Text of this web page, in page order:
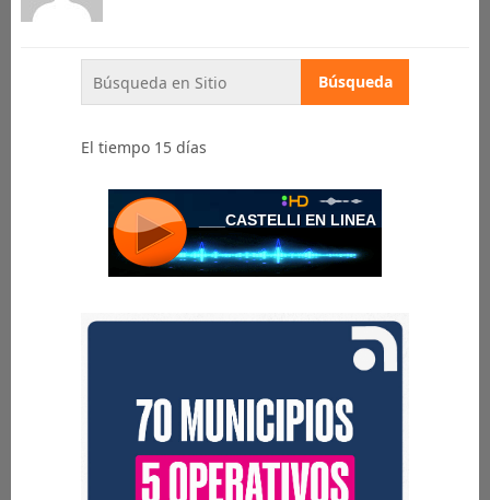
El tiempo 15 días